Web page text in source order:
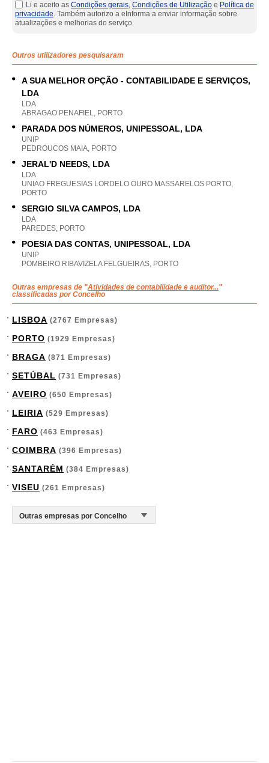
Li e aceito as Condições gerais, Condições de Utilização e Política de
privacidade. Também autorizo a eInforma a enviar informação sobre
atualizações e melhorias do serviço.
Outros utilizadores pesquisaram
A SUA MELHOR OPÇÃO - CONTABILIDADE E SERVIÇOS,
LDA
LDA
ABRAGAO PENAFIEL, PORTO
PARADA DOS NÚMEROS, UNIPESSOAL, LDA
UNIP
PEDROUCOS MAIA, PORTO
JERAL'D NEEDS, LDA
LDA
UNIAO FREGUESIAS LORDELO OURO MASSARELOS PORTO,
PORTO
SERGIO SILVA CAMPOS, LDA
LDA
PAREDES, PORTO
POESIA DAS CONTAS, UNIPESSOAL, LDA
UNIP
POMBEIRO RIBAVIZELA FELGUEIRAS, PORTO
Outras empresas de "Atividades de contabilidade e auditor..."
classificadas por Concelho
LISBOA (2767 Empresas)
PORTO (1929 Empresas)
BRAGA (871 Empresas)
SETÚBAL (731 Empresas)
AVEIRO (650 Empresas)
LEIRIA (529 Empresas)
FARO (463 Empresas)
COIMBRA (396 Empresas)
SANTARÉM (384 Empresas)
VISEU (261 Empresas)